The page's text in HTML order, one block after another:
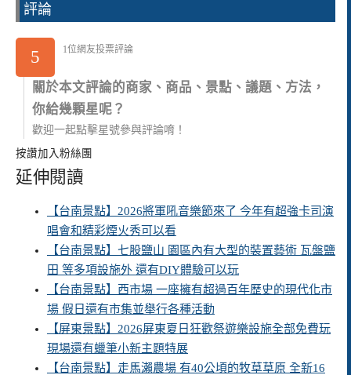
評論
5 1位網友投票評論
關於本文評論的商家、商品、景點、議題、方法，
你給幾顆星呢？
歡迎一起點擊星號參與評論唷！
按讚加入粉絲團
延伸閱讀
【台南景點】2026將軍吼音樂節來了 今年有超強卡司演
唱會和精彩煙火秀可以看
【台南景點】七股鹽山 園區內有大型的裝置藝術 瓦盤鹽
田 等多項設施外 還有DIY體驗可以玩
【台南景點】西市場 一座擁有超過百年歷史的現代化市
場 假日還有市集並舉行各種活動
【屏東景點】2026屏東夏日狂歡祭遊樂設施全部免費玩
現場還有蠟筆小新主題特展
【台南景點】走馬瀨農場 有40公頃的牧草草原 全新16